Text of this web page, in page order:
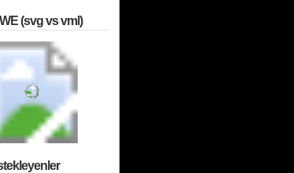
(svg vs vml)